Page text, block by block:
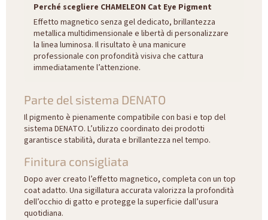
Perché scegliere CHAMELEON Cat Eye Pigment
Effetto magnetico senza gel dedicato, brillantezza
metallica multidimensionale e libertà di personalizzare
la linea luminosa. Il risultato è una manicure
professionale con profondità visiva che cattura
immediatamente l’attenzione.
Parte del sistema DENATO
Il pigmento è pienamente compatibile con basi e top del
sistema DENATO. L’utilizzo coordinato dei prodotti
garantisce stabilità, durata e brillantezza nel tempo.
Finitura consigliata
Dopo aver creato l’effetto magnetico, completa con un top
coat adatto. Una sigillatura accurata valorizza la profondità
dell’occhio di gatto e protegge la superficie dall’usura
quotidiana.